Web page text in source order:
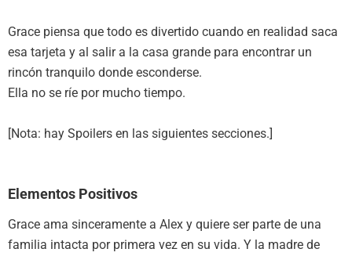
Grace piensa que todo es divertido cuando en realidad saca
esa tarjeta y al salir a la casa grande para encontrar un
rincón tranquilo donde esconderse.
Ella no se ríe por mucho tiempo.
[Nota: hay Spoilers en las siguientes secciones.]
Elementos Positivos
Grace ama sinceramente a Alex y quiere ser parte de una
familia intacta por primera vez en su vida. Y la madre de